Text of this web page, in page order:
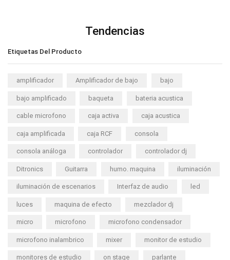
Tendencias
Etiquetas Del Producto
amplificador Amplificador de bajo bajo
bajo amplificado baqueta bateria acustica
cable microfono caja activa caja acustica
caja amplificada caja RCF consola
consola análoga controlador controlador dj
Ditronics Guitarra humo. maquina iluminación
iluminación de escenarios Interfaz de audio led
luces maquina de efecto mezclador dj
micro microfono microfono condensador
microfono inalambrico mixer monitor de estudio
monitores de estudio on stage parlante